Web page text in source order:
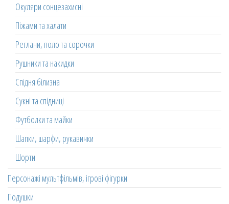
Окуляри сонцезахисні
Піжами та халати
Реглани, поло та сорочки
Рушники та накидки
Спідня білизна
Сукні та спідниці
Футболки та майки
Шапки, шарфи, рукавички
Шорти
Персонажі мультфільмів, ігрові фігурки
Подушки